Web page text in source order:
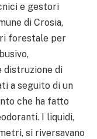
e gestori
di Crosia,
forestale per
distruzione di
a seguito di un
che ha fatto
I liquidi,
si riversavano